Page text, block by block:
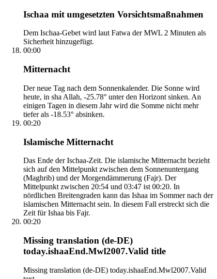
Ischaa mit umgesetzten Vorsichtsmaßnahmen
Dem Ischaa-Gebet wird laut Fatwa der MWL 2 Minuten als
Sicherheit hinzugefügt.
00:00
Mitternacht
Der neue Tag nach dem Sonnenkalender. Die Sonne wird
heute, in sha Allah, -25.78° unter den Horizont sinken. An
einigen Tagen in diesem Jahr wird die Somme nicht mehr
tiefer als -18.53° absinken.
00:20
Islamische Mitternacht
Das Ende der Ischaa-Zeit. Die islamische Mitternacht bezieht
sich auf den Mittelpunkt zwischen dem Sonnenuntergang
(Maghrib) und der Morgendämmerung (Fajr). Der
Mittelpunkt zwischen 20:54 und 03:47 ist 00:20. In
nördlichen Breitengraden kann das Ishaa im Sommer nach der
islamischen Mitternacht sein. In diesem Fall erstreckt sich die
Zeit für Ishaa bis Fajr.
00:20
Missing translation (de-DE)
today.ishaaEnd.Mwl2007.Valid title
Missing translation (de-DE) today.ishaaEnd.Mwl2007.Valid